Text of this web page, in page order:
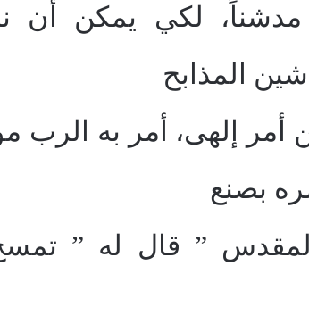
مدشناً، لكي يمكن أن
المذابح
أمر إلهى، أمر به الرب
بصنع
” قال له ”